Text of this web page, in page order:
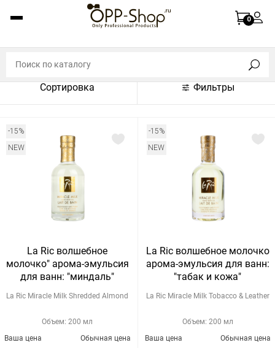
0
Сортировка Фильтры
По названию (A-Z)
По цене (по возрастанию)
По цене (по убыванию)
По популярности (по убыванию)
120
-15%
NEW
La Ric волшебное
молочко" арома-эмульсия
для ванн: "миндаль"
La Ric Miracle Milk Shredded Almond
Объем: 200 мл
Обычная цена
Ваша цена
-15%
NEW
La Ric волшебное молочко
арома-эмульсия для ванн:
"табак и кожа"
La Ric Miracle Milk Tobacco & Leather
Объем: 200 мл
Обычная цена
Ваша цена